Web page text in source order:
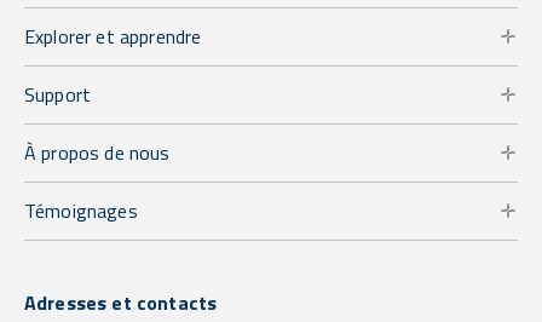
Explorer et apprendre
Support
À propos de nous
Témoignages
Adresses et contacts